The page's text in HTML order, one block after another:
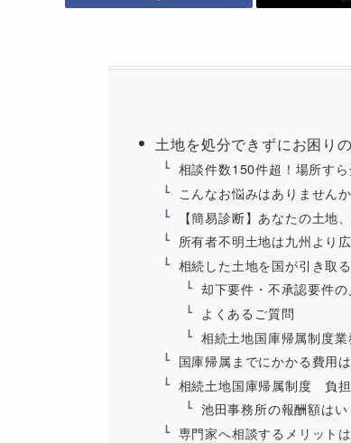
土地を処分できずにお困り
相談件数150件超！場所す
こんなお悩みはありません
【簡易診断】あなたの土地
所有者不明土地は九州より
相続した土地を国が引き取
却下要件・不承認要件
よくあるご質問
相続土地国庫帰属制度
国庫帰属までにかかる費用
相続土地国庫帰属制度 負
池田事務所の報酬額はい
専門家へ相談するメリット